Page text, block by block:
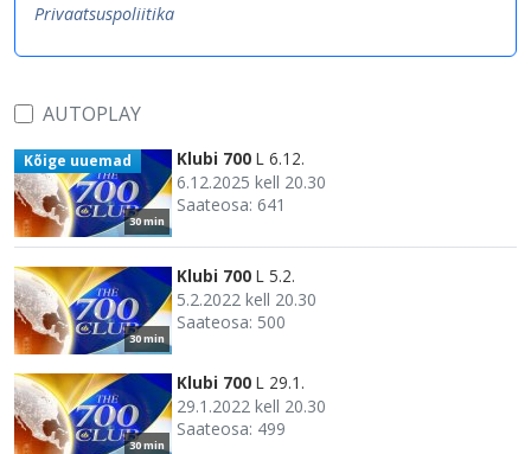
Privaatsuspoliitika
AUTOPLAY
30 min
Kõige uuemad Klubi 700 L 6.12.
6.12.2025 kell 20.30
Saateosa: 641
30 min
Klubi 700 L 5.2.
5.2.2022 kell 20.30
Saateosa: 500
30 min
Klubi 700 L 29.1.
29.1.2022 kell 20.30
Saateosa: 499